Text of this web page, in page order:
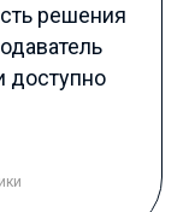
решения
доступно